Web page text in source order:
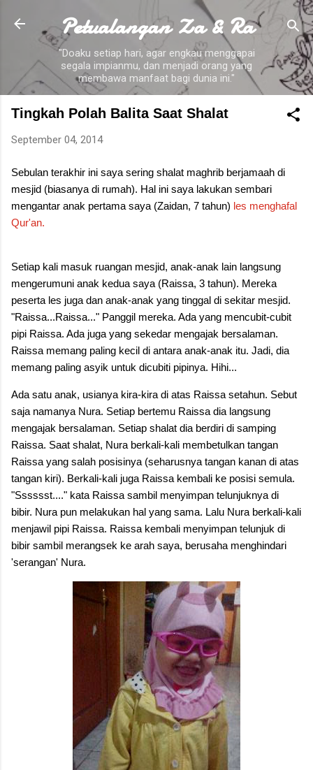
Skip to main content
Petualangan Za & Ra
"Doaku setiap hari, agar engkau menggapai
segala impianmu, dan menjadi orang yang
membawa manfaat bagi dunia ini."
Tingkah Polah Balita Saat Shalat
September 04, 2014
Sebulan terakhir ini saya sering shalat maghrib berjamaah di
mesjid (biasanya di rumah). Hal ini saya lakukan sembari
mengantar anak pertama saya (Zaidan, 7 tahun) les menghafal
Qur'an.
Setiap kali masuk ruangan mesjid, anak-anak lain langsung
mengerumuni anak kedua saya (Raissa, 3 tahun). Mereka
peserta les juga dan anak-anak yang tinggal di sekitar mesjid.
"Raissa...Raissa..." Panggil mereka. Ada yang mencubit-cubit
pipi Raissa. Ada juga yang sekedar mengajak bersalaman.
Raissa memang paling kecil di antara anak-anak itu. Jadi, dia
memang paling asyik untuk dicubiti pipinya. Hihi...
Ada satu anak, usianya kira-kira di atas Raissa setahun. Sebut
saja namanya Nura. Setiap bertemu Raissa dia langsung
mengajak bersalaman. Setiap shalat dia berdiri di samping
Raissa. Saat shalat, Nura berkali-kali membetulkan tangan
Raissa yang salah posisinya (seharusnya tangan kanan di atas
tangan kiri). Berkali-kali juga Raissa kembali ke posisi semula.
"Sssssst...." kata Raissa sambil menyimpan telunjuknya di
bibir. Nura pun melakukan hal yang sama. Lalu Nura berkali-kali
menjawil pipi Raissa. Raissa kembali menyimpan telunjuk di
bibir sambil merangsek ke arah saya, berusaha menghindari
'serangan' Nura.